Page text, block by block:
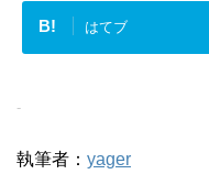
B! はてブ
-
執筆者： yager